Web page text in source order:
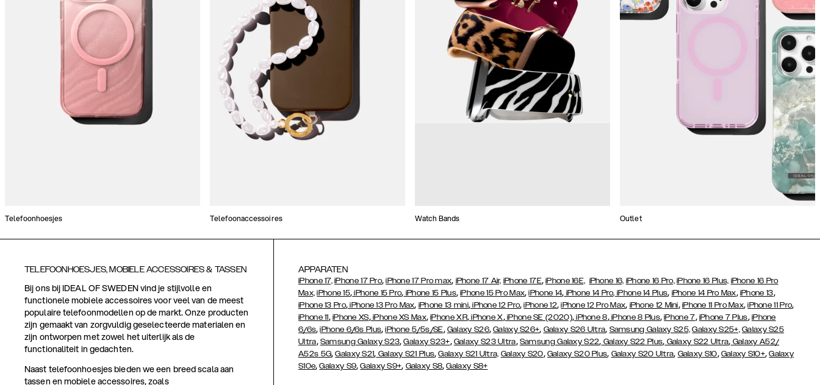
Telefoonhoesjes Telefoonaccessoires Watch Bands Outlet
TELEFOONHOESJES, MOBIELE ACCESSOIRES & TASSEN
Bij ons bij IDEAL OF SWEDEN vind je stijlvolle en
functionele mobiele accessoires voor veel van de meest
populaire telefoonmodellen op de markt. Onze producten
zijn gemaakt van zorgvuldig geselecteerde materialen en
zijn ontworpen met zowel het uiterlijk als de
functionaliteit in gedachten.
Naast telefoonhoesjes bieden we een breed scala aan
tassen en mobiele accessoires, zoals
APPARATEN
iPhone 17, iPhone 17 Pro,iPhone 17 Pro max, iPhone 17 Air, iPhone 17E,iPhone 16E, iPhone 16, iPhone 16 Pro, iPhone 16 Plus, iPhone 16 Pro
Max, iPhone 15, iPhone 15 Pro, iPhone 15 Plus,iPhone 15 Pro Max,iPhone 14, iPhone 14 Pro, iPhone 14 Plus, iPhone 14 Pro Max, iPhone 13,
iPhone 13 Pro, iPhone 13 Pro Max, iPhone 13 mini,iPhone 12 Pro,iPhone 12,iPhone 12 Pro Max, iPhone 12 Mini, iPhone 11 Pro Max,iPhone 11 Pro,
iPhone 11, iPhone XS,iPhone XS Max,iPhone XR,iPhone X,iPhone SE (2020),iPhone 8,iPhone 8 Plus,iPhone 7, iPhone 7 Plus, iPhone
6/6s,iPhone 6/6s Plus,iPhone 5/5s/SE, Galaxy S26,Galaxy S26+, Galaxy S26 Ultra, Samsung Galaxy S25, Galaxy S25+, Galaxy S25
Ultra, Samsung Galaxy S23,Galaxy S23+, Galaxy S23 Ultra, Samsung Galaxy S22, Galaxy S22 Plus, Galaxy S22 Ultra, Galaxy A52/
A52s 5G,Galaxy S21, Galaxy S21 Plus,Galaxy S21 Ultra, Galaxy S20, Galaxy S20 Plus, Galaxy S20 Ultra, Galaxy S10, Galaxy S10+,Galaxy
S10e,Galaxy S9,Galaxy S9+, Galaxy S8,Galaxy S8+